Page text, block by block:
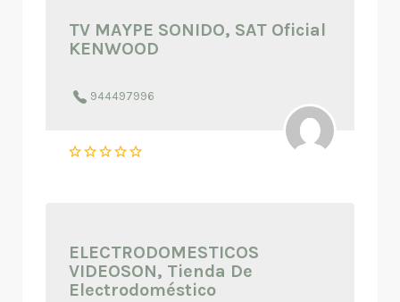
TV MAYPE SONIDO, SAT Oficial
KENWOOD
944497996
ELECTRODOMESTICOS
VIDEOSON, Tienda De
Electrodoméstico